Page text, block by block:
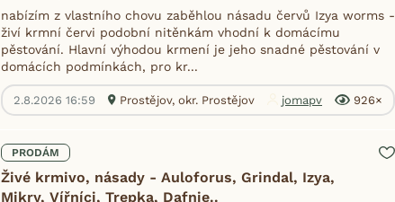
nabízím z vlastního chovu zaběhlou násadu červů Izya worms -
živí krmní červi podobní nitěnkám vhodní k domácímu
pěstování. Hlavní výhodou krmení je jeho snadné pěstování v
domácích podmínkách, pro kr...
2.8.2026 16:59 Prostějov, okr. Prostějov jomapv 926×
PRODÁM
Živé krmivo, násady - Auloforus, Grindal, Izya,
Mikry, Vířníci, Trepka, Dafnie..